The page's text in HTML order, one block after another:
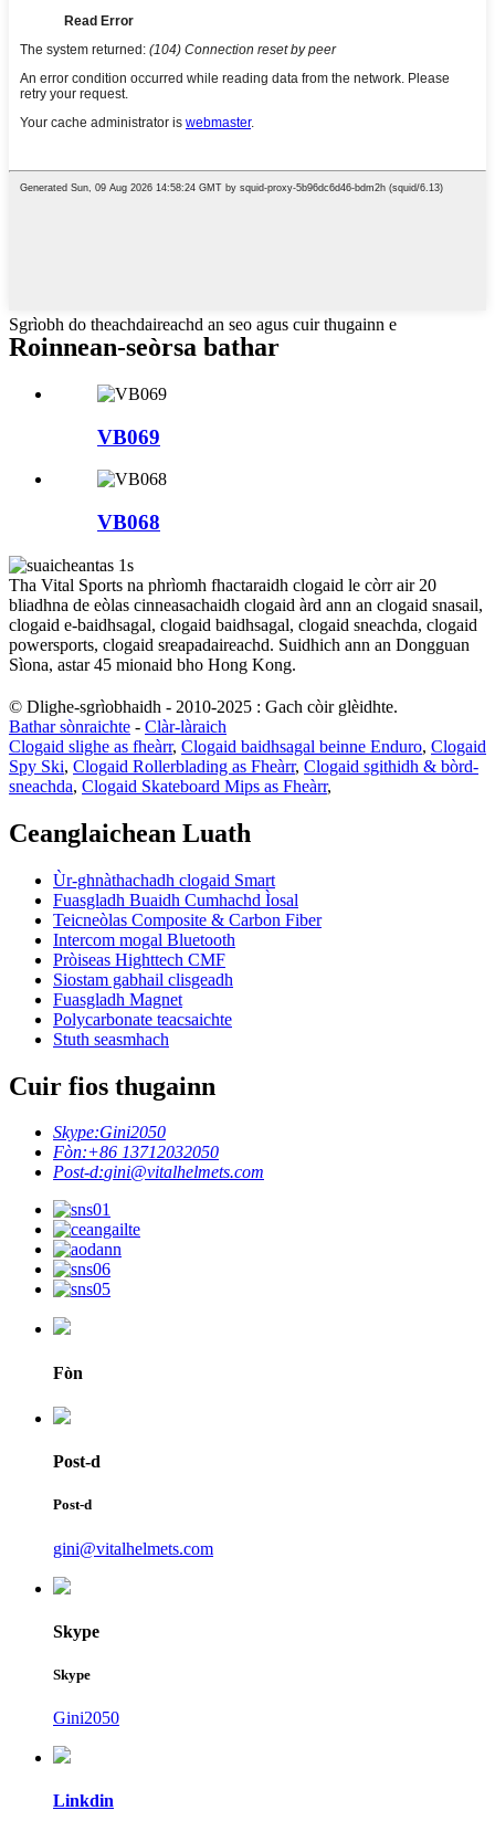
Sgrìobh do theachdaireachd an seo agus cuir thugainn e
Roinnean-seòrsa bathar
VB069
VB068
Tha Vital Sports na phrìomh fhactaraidh clogaid le còrr air 20
bliadhna de eòlas cinneasachaidh clogaid àrd ann an clogaid snasail,
clogaid e-baidhsagal, clogaid baidhsagal, clogaid sneachda, clogaid
powersports, clogaid sreapadaireachd. Suidhich ann an Dongguan
Sìona, astar 45 mionaid bho Hong Kong.
© Dlighe-sgrìobhaidh - 2010-2025 : Gach còir glèidhte.
Bathar sònraichte - Clàr-làraich
Clogaid slighe as fheàrr, Clogaid baidhsagal beinne Enduro, Clogaid
Spy Ski, Clogaid Rollerblading as Fheàrr, Clogaid sgithidh & bòrd-
sneachda, Clogaid Skateboard Mips as Fheàrr,
Ceanglaichean Luath
Ùr-ghnàthachadh clogaid Smart
Fuasgladh Buaidh Cumhachd Ìosal
Teicneòlas Composite & Carbon Fiber
Intercom mogal Bluetooth
Pròiseas Highttech CMF
Siostam gabhail clisgeadh
Fuasgladh Magnet
Polycarbonate teacsaichte
Stuth seasmhach
Cuir fios thugainn
Skype:Gini2050
Fòn:+86 13712032050
Post-d:gini@vitalhelmets.com
Fòn
Post-d
Post-d
gini@vitalhelmets.com
Skype
Skype
Gini2050
Linkdin